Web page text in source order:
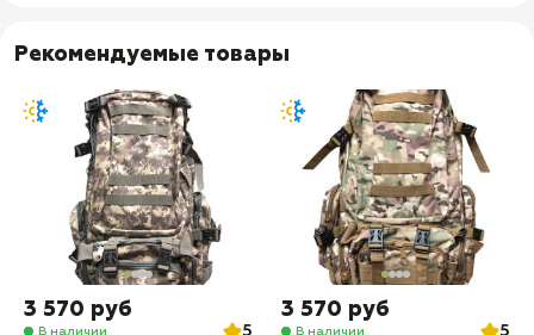
Рекомендуемые товары
3 570 руб
В наличии 5
3 570 руб
В наличии 5